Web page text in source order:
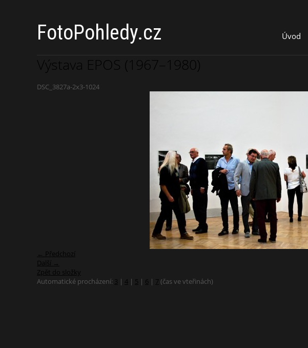
FotoPohledy.cz Úvod
Výstava EPOS (1967–1980)
DSC_3827a-2x3-1024
← Předchozí
Další →
Zpět do složky
Automatické procházení: 3 | 4 | 5 | 6 | 7 (čas ve vteřinách)